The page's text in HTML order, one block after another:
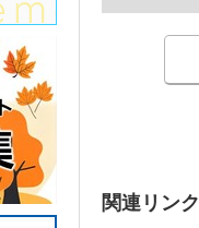
関連リンク